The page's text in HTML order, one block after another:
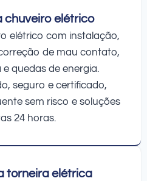
chuveiro elétrico
elétrico com instalação,
de mau contato,
quedas de energia.
seguro e certificado,
sem risco e soluções
24 horas.
torneira elétrica